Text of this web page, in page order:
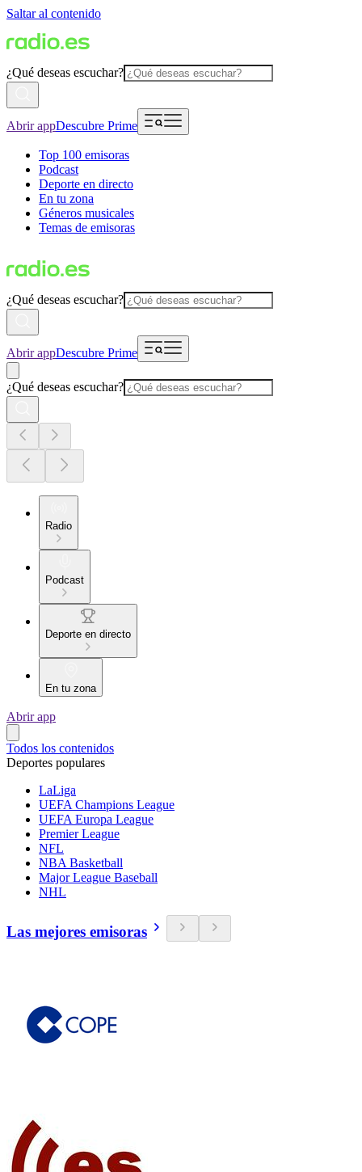
Saltar al contenido
¿Qué deseas escuchar?
Abrir appDescubre Prime
Top 100 emisoras
Podcast
Deporte en directo
En tu zona
Géneros musicales
Temas de emisoras
¿Qué deseas escuchar?
Abrir appDescubre Prime
¿Qué deseas escuchar?
Radio
Podcast
Deporte en directo
En tu zona
Abrir app
Todos los contenidos
Deportes populares
LaLiga
UEFA Champions League
UEFA Europa League
Premier League
NFL
NBA Basketball
Major League Baseball
NHL
Las mejores emisoras